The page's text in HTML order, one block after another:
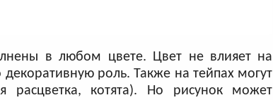
в любом цвете. Цвет не влияет на
роль. Также на тейпах могут
расцветка, котята). Но рисунок может